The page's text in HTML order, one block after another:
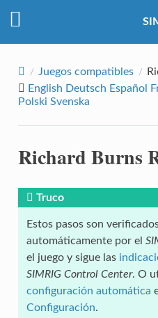
Juegos compatibles
English Deutsch Español
Polski Svenska
Richard Burns
Truco
Estos pasos son
automáticamente por el
el juego y sigue las
SIMRIG Control Center. O
configuración automática
Configuración.